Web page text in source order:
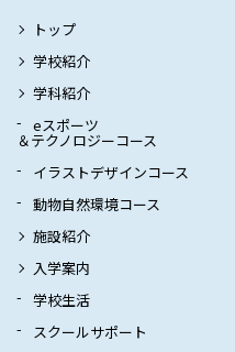
トップ
学校紹介
学科紹介
eスポーツ
＆テクノロジーコース
イラストデザインコース
動物自然環境コース
施設紹介
入学案内
学校生活
スクールサポート